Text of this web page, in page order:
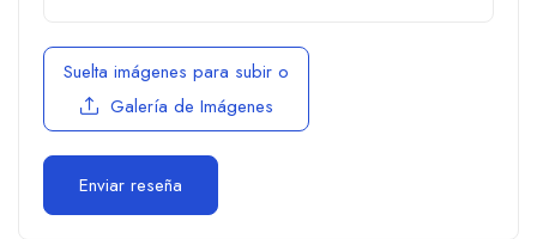
Suelta imágenes para subir o
Galería de Imágenes